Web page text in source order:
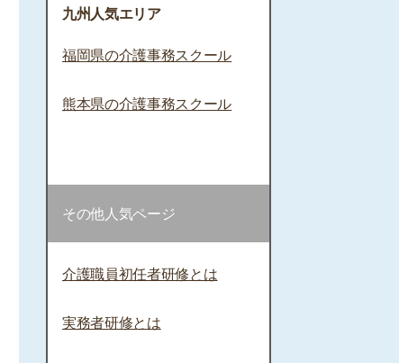
九州人気エリア
福岡県の介護事務スクール
熊本県の介護事務スクール
その他人気ページ
介護職員初任者研修とは
実務者研修とは